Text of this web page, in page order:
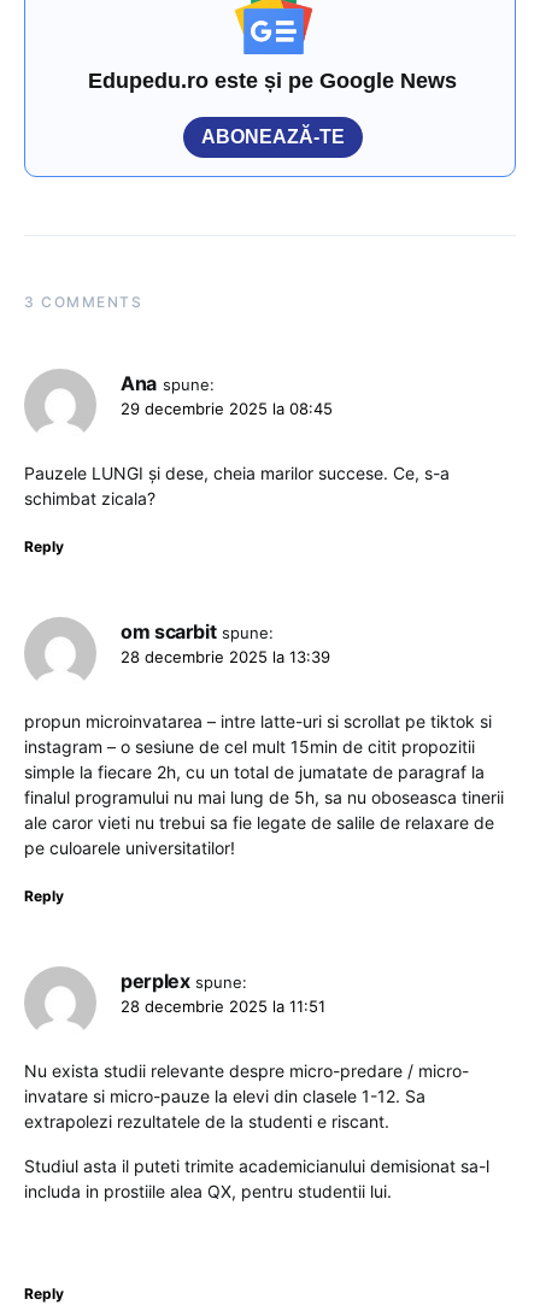
Edupedu.ro este și pe Google News
ABONEAZĂ-TE
3 COMMENTS
Ana spune:
29 decembrie 2025 la 08:45
Pauzele LUNGI și dese, cheia marilor succese. Ce, s-a
schimbat zicala?
Reply
om scarbit spune:
28 decembrie 2025 la 13:39
propun microinvatarea – intre latte-uri si scrollat pe tiktok si
instagram – o sesiune de cel mult 15min de citit propozitii
simple la fiecare 2h, cu un total de jumatate de paragraf la
finalul programului nu mai lung de 5h, sa nu oboseasca tinerii
ale caror vieti nu trebui sa fie legate de salile de relaxare de
pe culoarele universitatilor!
Reply
perplex spune:
28 decembrie 2025 la 11:51
Nu exista studii relevante despre micro-predare / micro-
invatare si micro-pauze la elevi din clasele 1-12. Sa
extrapolezi rezultatele de la studenti e riscant.
Studiul asta il puteti trimite academicianului demisionat sa-l
includa in prostiile alea QX, pentru studentii lui.
Reply